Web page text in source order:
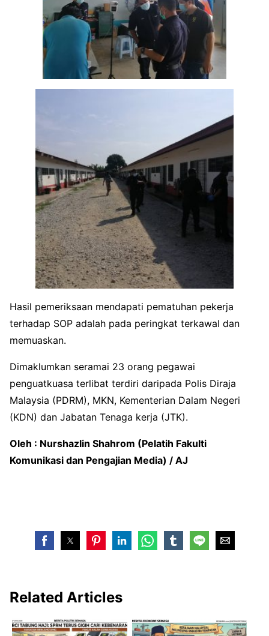
Hasil pemeriksaan mendapati pematuhan pekerja
terhadap SOP adalah pada peringkat terkawal dan
memuaskan.
Dimaklumkan seramai 23 orang pegawai
penguatkuasa terlibat terdiri daripada Polis Diraja
Malaysia (PDRM), MKN, Kementerian Dalam Negeri
(KDN) dan Jabatan Tenaga kerja (JTK).
Oleh : Nurshazlin Shahrom (Pelatih Fakulti
Komunikasi dan Pengajian Media) / AJ
Related Articles